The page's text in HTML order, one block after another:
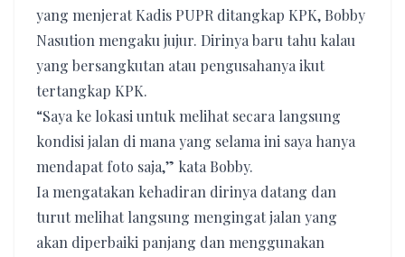
yang menjerat Kadis PUPR ditangkap KPK, Bobby
Nasution mengaku jujur. Dirinya baru tahu kalau
yang bersangkutan atau pengusahanya ikut
tertangkap KPK.
“Saya ke lokasi untuk melihat secara langsung
kondisi jalan di mana yang selama ini saya hanya
mendapat foto saja,” kata Bobby.
Ia mengatakan kehadiran dirinya datang dan
turut melihat langsung mengingat jalan yang
akan diperbaiki panjang dan menggunakan